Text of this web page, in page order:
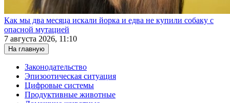
Как мы два месяца искали йорка и едва не купили собаку с
опасной мутацией
7 августа 2026, 11:10
На главную
Законодательство
Эпизоотическая ситуация
Цифровые системы
Продуктивные животные